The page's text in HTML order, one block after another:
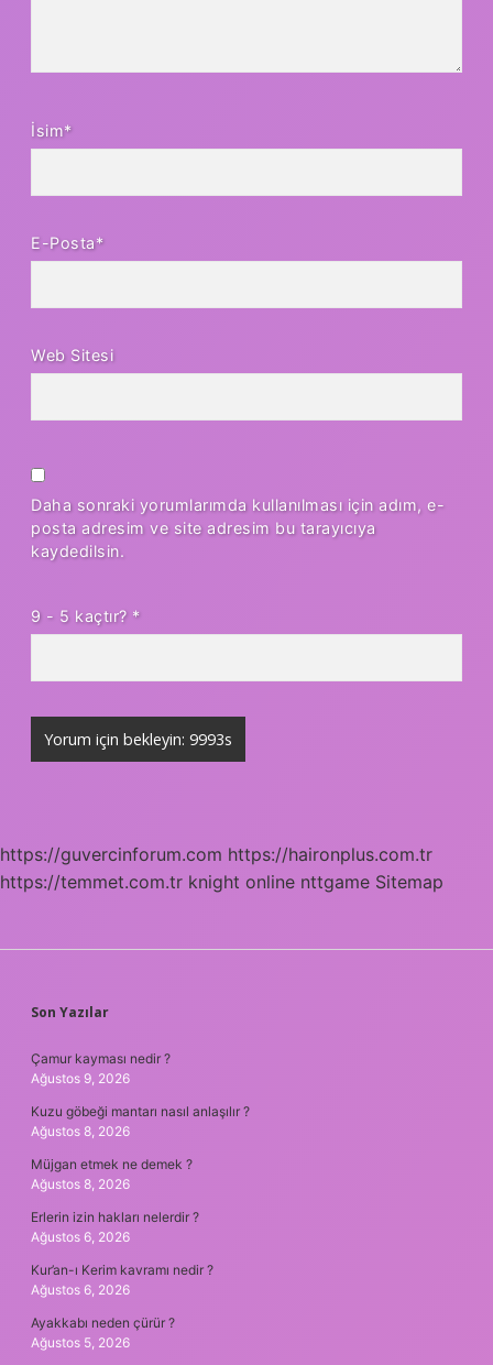
İsim*
E-Posta*
Web Sitesi
Daha sonraki yorumlarımda kullanılması için adım, e-
posta adresim ve site adresim bu tarayıcıya
kaydedilsin.
9 - 5 kaçtır? *
https://guvercinforum.com https://haironplus.com.tr
https://temmet.com.tr knight online nttgame Sitemap
SIDEBAR
Son Yazılar
Çamur kayması nedir ?
Ağustos 9, 2026
Kuzu göbeği mantarı nasıl anlaşılır ?
Ağustos 8, 2026
Müjgan etmek ne demek ?
Ağustos 8, 2026
Erlerin izin hakları nelerdir ?
Ağustos 6, 2026
Kur’an-ı Kerim kavramı nedir ?
Ağustos 6, 2026
Ayakkabı neden çürür ?
Ağustos 5, 2026